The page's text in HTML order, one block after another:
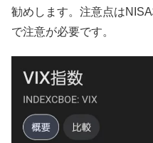
勧めします。注意点は
で注意が必要です。